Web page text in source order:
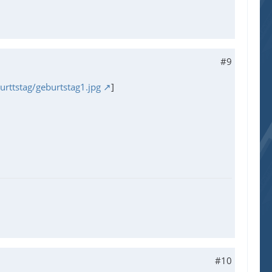
#9
geburtstag1.jpg ]
#10